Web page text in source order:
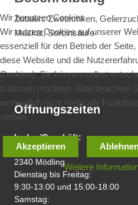
Zutaten: Zwetschken,
Muskat, Sorbinsäure
Öffnungszeiten
Laden/Geschäft:
Hauptstraße 56
2340 Mödling
Dienstag bis Freitag:
9:30-13:00 und 15:00-18:00
Samstag:
Wir benutzen Cookies
Wir nutzen Cookies auf unserer
essenziell für den Betrieb der
diese Website und die
Cookies). Sie können selbst
zulassen möchten. Bitte beachten
womöglich nicht mehr alle
stehen.
Akzeptieren
Weitere